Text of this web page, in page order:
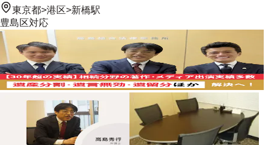
東京都>港区>新橋駅
豊島区対応